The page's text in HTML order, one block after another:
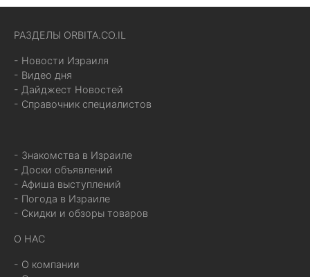
РАЗДЕЛЫ ORBITA.CO.IL
- Новости Израиля
- Видео дня
- Дайджест Новостей
- Справочник специалистов
- Знакомства в Израиле
- Доски объявлений
- Афиша выступлений
- Погода в Израиле
- Скидки и обзоры товаров
О НАС
- О компании